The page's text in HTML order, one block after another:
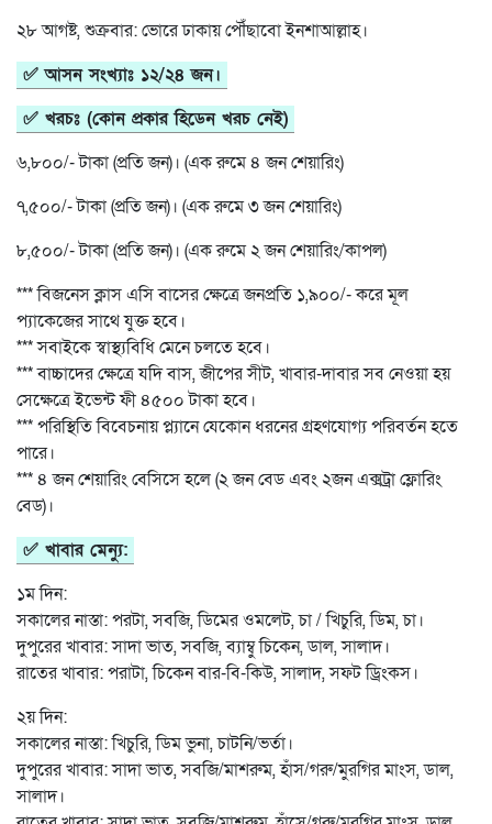
২৮ আগষ্ট, শুক্রবার: ভোরে ঢাকায় পৌঁছাবো ইনশাআল্লাহ।
✅ আসন সংখ্যাঃ ১২/২৪ জন।
✅ খরচঃ (কোন প্রকার হিডেন খরচ নেই)
৬,৮০০/- টাকা (প্রতি জন)। (এক রুমে ৪ জন শেয়ারিং)
৭,৫০০/- টাকা (প্রতি জন)। (এক রুমে ৩ জন শেয়ারিং)
৮,৫০০/- টাকা (প্রতি জন)। (এক রুমে ২ জন শেয়ারিং/কাপল)
*** বিজনেস ক্লাস এসি বাসের ক্ষেত্রে জনপ্রতি ১,৯০০/- করে মূল
প্যাকেজের সাথে যুক্ত হবে।
*** সবাইকে স্বাস্থ্যবিধি মেনে চলতে হবে।
*** বাচ্চাদের ক্ষেত্রে যদি বাস, জীপের সীট, খাবার-দাবার সব নেওয়া হয়
সেক্ষেত্রে ইভেন্ট ফী ৪৫০০ টাকা হবে।
*** পরিস্থিতি বিবেচনায় প্ল্যানে যেকোন ধরনের গ্রহণযোগ্য পরিবর্তন হতে
পারে।
*** ৪ জন শেয়ারিং বেসিসে হলে (২ জন বেড এবং ২জন এক্সট্রা ফ্লোরিং
বেড)।
✅ খাবার মেন্যু:
১ম দিন:
সকালের নাস্তা: পরটা, সবজি, ডিমের ওমলেট, চা / খিচুরি, ডিম, চা।
দুপুরের খাবার: সাদা ভাত, সবজি, ব্যাম্বু চিকেন, ডাল, সালাদ।
রাতের খাবার: পরাটা, চিকেন বার-বি-কিউ, সালাদ, সফট ড্রিংকস।
২য় দিন:
সকালের নাস্তা: খিচুরি, ডিম ভুনা, চাটনি/ভর্তা।
দুপুরের খাবার: সাদা ভাত, সবজি/মাশরুম, হাঁস/গরু/মুরগির মাংস, ডাল,
সালাদ।